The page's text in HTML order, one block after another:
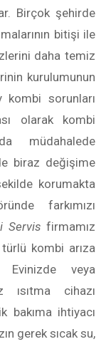
Birçok şehirde
bitişi ile
daha temiz
kurulumunun
sorunları
olarak kombi
müdahalede
biraz değişime
korumakta
farkımızı
Servis firmamız
kombi arıza
Evinizde veya
ısıtma cihazı
bakıma ihtiyacı
gerek sıcak su,